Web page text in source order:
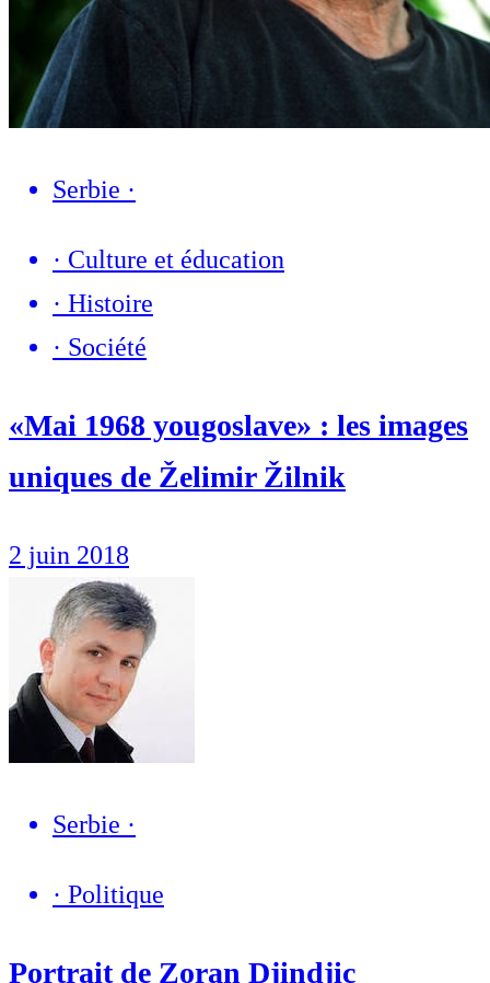
Serbie ·
· Culture et éducation
· Histoire
· Société
«Mai 1968 yougoslave» : les images
uniques de Želimir Žilnik
2 juin 2018
Serbie ·
· Politique
Portrait de Zoran Djindjic